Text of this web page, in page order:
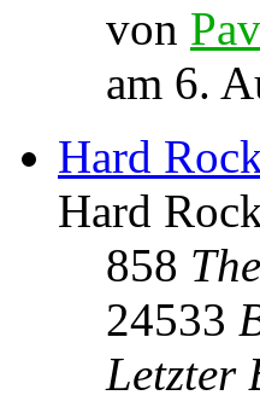
von
am 6.
Hard
Hard
858
24533
Letzter